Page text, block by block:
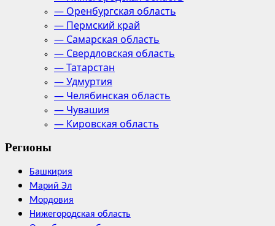
— Оренбургская область
— Пермский край
— Самарская область
— Свердловская область
— Татарстан
— Удмуртия
— Челябинская область
— Чувашия
— Кировская область
Регионы
Башкирия
Марий Эл
Мордовия
Нижегородская область